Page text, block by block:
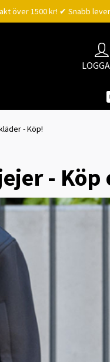
över 1500 kr! ✔ Snabb
- Köp!
- Köp